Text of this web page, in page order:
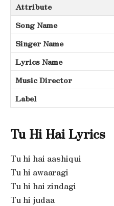
Attribute
Song Name
Singer Name
Lyrics Name
Music Director
Label
Tu Hi Hai Lyrics
Tu hi hai aashiqui
Tu hi awaaragi
Tu hi hai zindagi
Tu hi judaa